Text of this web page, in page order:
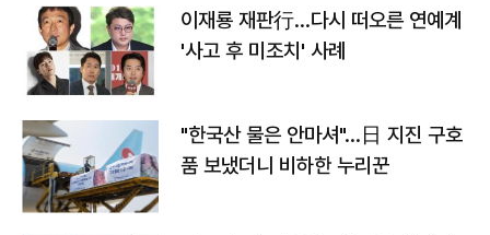
이재룡 재판行…다시 떠오른 연예계
'사고 후 미조치' 사례
"한국산 물은 안마셔"…日 지진 구호
품 보냈더니 비하한 누리꾼